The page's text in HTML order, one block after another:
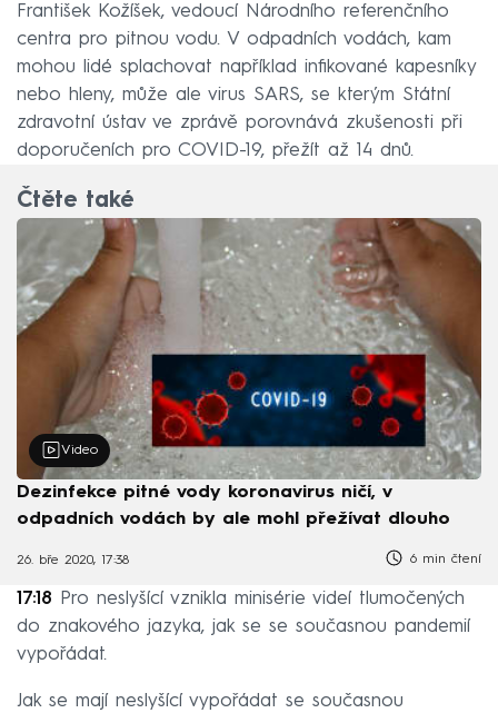
František Kožíšek, vedoucí Národního referenčního
centra pro pitnou vodu. V odpadních vodách, kam
mohou lidé splachovat například infikované kapesníky
nebo hleny, může ale virus SARS, se kterým Státní
zdravotní ústav ve zprávě porovnává zkušenosti při
doporučeních pro COVID-19, přežít až 14 dnů.
Čtěte také
Video
Dezinfekce pitné vody koronavirus ničí, v
odpadních vodách by ale mohl přežívat dlouho
26. bře 2020, 17:38 6 min čtení
17:18
Pro neslyšící vznikla minisérie videí tlumočených
do znakového jazyka, jak se se současnou pandemií
vypořádat.
Jak se mají neslyšící vypořádat se současnou